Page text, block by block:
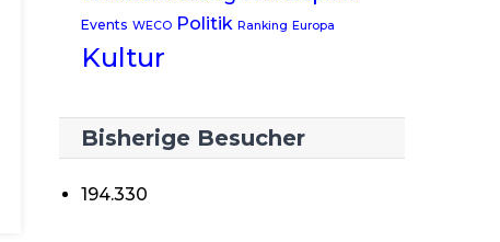
Events WECO Politik Ranking Europa
Kultur
Bisherige Besucher
194.330